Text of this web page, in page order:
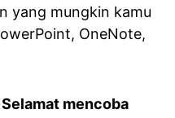
yang mungkin kamu
OneNote,
mencoba